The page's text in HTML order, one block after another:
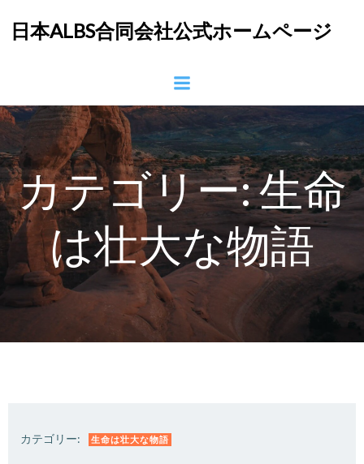
ン
ツ
へ
ス
キ
ッ
プ
日本ALBS合同会社公式ホームページ
カテゴリー:生命
は壮大な物語
カテゴリー: 生命は壮大な物語